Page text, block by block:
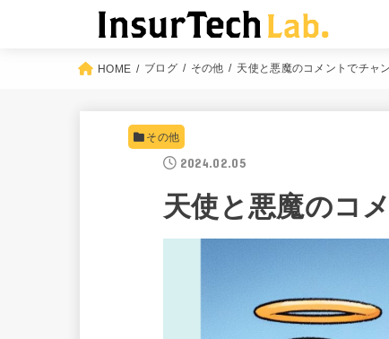
HOME ブログ その他 天使と悪魔のコメントでチャ
その他
2024.02.05
天使と悪魔のコ